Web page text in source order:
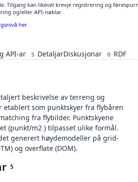
Tilgang kan likevel krevje registrering og
og/eller API-nøklar.
her
API-ar 5 DetaljarDiskusjonar 0 RDF
beskrivelse av terreng og
etablert som punktskyer fra flybåren
fra flybilder. Punktskyene
(punkt/m2 ) tilpasset ulike formål.
generert høydemodeller på grid-
og overflate (DOM).
5